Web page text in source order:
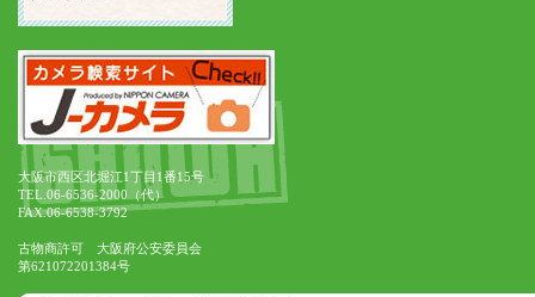
大阪市西区北堀江1丁目1番15号
TEL.06-6536-2000（代）
FAX.06-6538-3792
古物商許可 大阪府公安委員会
第621072201384号